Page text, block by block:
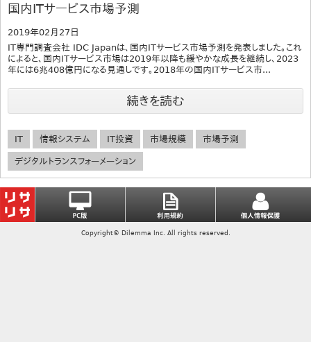
国内ITサービス市場予測
2019年02月27日
IT専門調査会社 IDC Japanは、国内ITサービス市場予測を発表しました。これ
によると、国内ITサービス市場は2019年以降も緩やかな成長を継続し、2023
年には6兆408億円になる見通しです。2018年の国内ITサービス市...
続きを読む
IT 情報システム IT投資 市場規模 市場予測
デジタルトランスフォーメーション
Copyright© Dilemma Inc. All rights reserved.